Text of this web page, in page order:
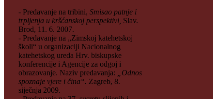
- Predavanje na tribini, Smisao patnje i
trpljenja u kršćanskoj perspektivi, Slav.
Brod, 11. 6. 2007.
- Predavanje na „Zimskoj katehetskoj
školi“ u organizaciji Nacionalnog
katehetskog ureda Hrv. biskupske
konferencije i Agencije za odgoj i
obrazovanje. Naziv predavanja:
„Odnos
spoznaje vjere i čina“. Zagreb, 8.
siječnja 2009.